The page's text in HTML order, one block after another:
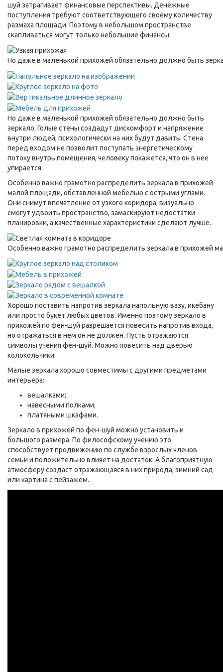
шуй затрагивает финансовые перспективы. Денежные
поступления требуют соответствующего своему количеству
размаха площади. Поэтому в небольшом пространстве
скапливаться могут только небольшие финансы.
Но даже в маленькой прихожей обязательно должно быть
Но даже в маленькой прихожей обязательно должно быть
зеркало. Голые стены создадут дискомфорт и напряжение
внутри людей, психологически на них будут давить. Стена
перед входом не позволит поступать энергетическому
потоку внутрь помещения, человеку покажется, что он в нее
упирается.
Особенно важно грамотно распределить зеркала в прихожей
малой площади, обставленной мебелью с острыми углами.
Они снимут впечатление от узкого коридора, визуально
смогут удвоить пространство, замаскируют недостатки
планировки, а качественные характеристики сделают лучше.
Особенно важно грамотно распределить зеркала в прихожей
Хорошо поставить напротив зеркала напольную вазу, икебану
или просто букет любых цветов. Именно поэтому зеркало в
прихожей по фен-шуй разрешается повесить напротив входа,
но отражаться в нем он не должен. Пусть отражаются
символы учения фен-шуй. Можно повесить над дверью
колокольчики.
Малые зеркала хорошо совместимы с другими предметами
интерьера:
вешалками;
навесными полками;
платяными шкафами.
Зеркало в прихожей по фен-шуй можно установить и
большого размера. По философскому учению это
способствует продвижению по службе взрослых членов
семьи и положительно влияет на достаток. А благоприятную
атмосферу создаст отражающаяся в них природа, зимний сад
или картина с пейзажем.